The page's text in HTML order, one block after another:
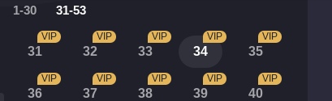
1-30 31-53
31
VIP
32
VIP
33
VIP
34
VIP
35
VIP
36
VIP
37
VIP
38
VIP
39
VIP
40
VIP